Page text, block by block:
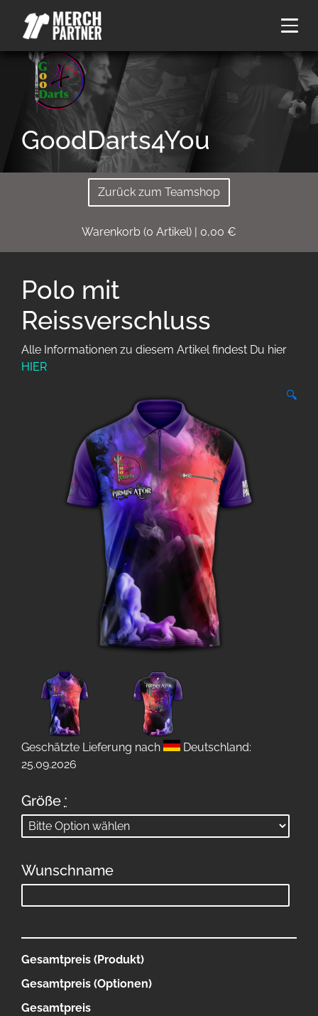
GoodDarts4You
Zurück zum Teamshop
Warenkorb (0 Artikel) | 0,00 €
Polo mit
Reissverschluss
Alle Informationen zu diesem Artikel findest Du hier
HIER
🔍
Geschätzte Lieferung nach
Deutschland:
25.09.2026
Größe *
Wunschname
Gesamtpreis (Produkt)
Gesamtpreis (Optionen)
Gesamtpreis